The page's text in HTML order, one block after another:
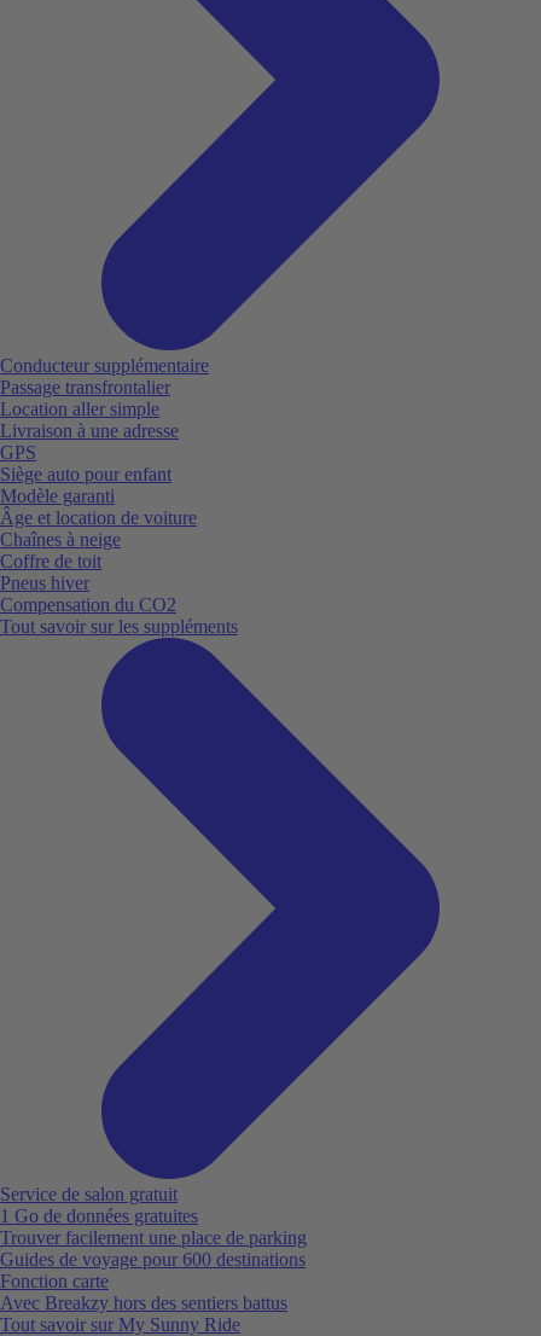
Conducteur supplémentaire
Passage transfrontalier
Location aller simple
Livraison à une adresse
GPS
Siège auto pour enfant
Modèle garanti
Âge et location de voiture
Chaînes à neige
Coffre de toit
Pneus hiver
Compensation du CO2
Tout savoir sur les suppléments
Service de salon gratuit
1 Go de données gratuites
Trouver facilement une place de parking
Guides de voyage pour 600 destinations
Fonction carte
Avec Breakzy hors des sentiers battus
Tout savoir sur My Sunny Ride